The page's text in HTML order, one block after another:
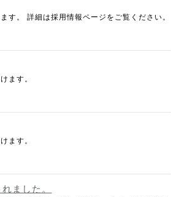
す。 詳細は採用情報ページをご覧ください。
ます。
ます。
ました。